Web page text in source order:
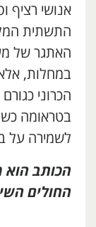
אנושי רציף
התשתית
האתגר של
במחלות,
הכרוני
בטראומה
לשמירה על
הכותב הוא
החולים